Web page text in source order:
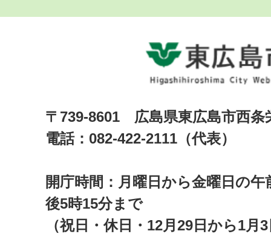
〒739-8601 広島県東広島市西
電話：082-422-2111（代表）
開庁時間：月曜日から金曜日の午
後5時15分まで
（祝日・休日・12月29日から1月